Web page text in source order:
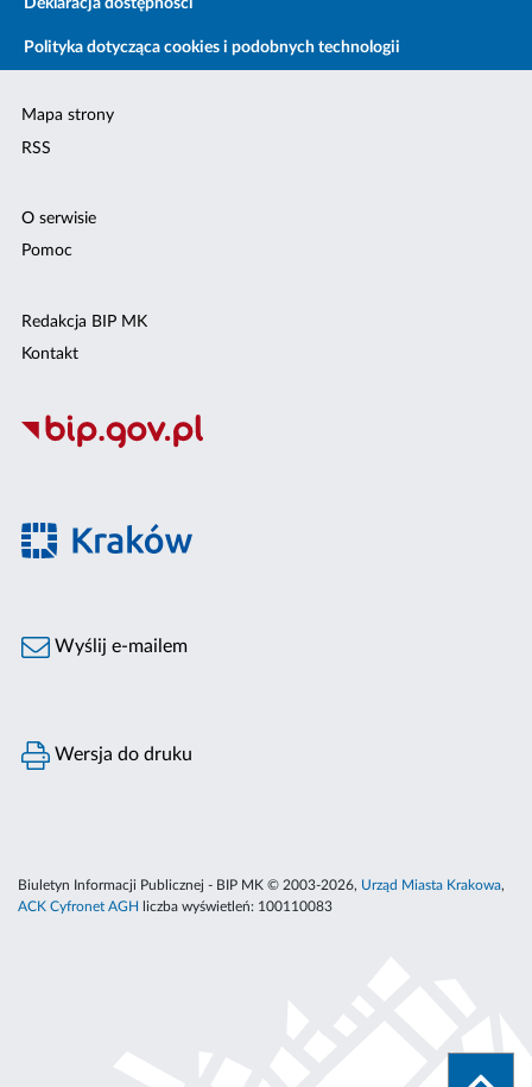
Deklaracja dostępności
Polityka dotycząca cookies i podobnych technologii
Mapa strony
RSS
O serwisie
Pomoc
Redakcja BIP MK
Kontakt
Wyślij e-mailem
Wersja do druku
Biuletyn Informacji Publicznej - BIP MK © 2003-2026, Urząd Miasta Krakowa,
ACK Cyfronet AGH
liczba wyświetleń: 100110083